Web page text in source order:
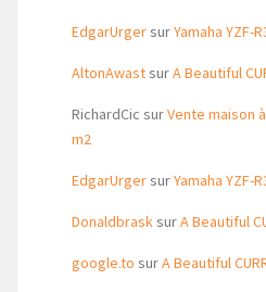
EdgarUrgersurYamaha YZF-
AltonAwastsurA Beautiful
RichardCic surVente maison
m2
EdgarUrgersurYamaha YZF-
DonaldbrasksurA Beautiful
google.to surA Beautiful